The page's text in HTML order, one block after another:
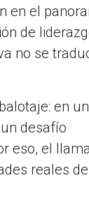
en el
de
no se
en un
desafío
eso, el
reales